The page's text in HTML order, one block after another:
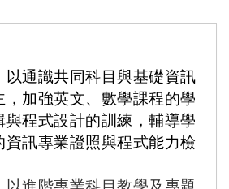
以通識共同科目與基礎資訊
，加強英文、數學課程的學
與程式設計的訓練，輔導學
資訊專業證照與程式能力檢